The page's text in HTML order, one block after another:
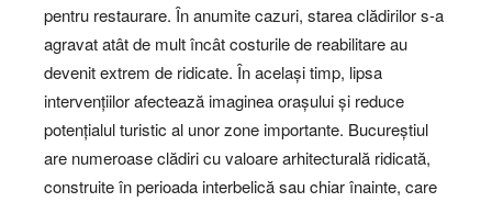
pentru restaurare. În anumite cazuri, starea clădirilor s-a
agravat atât de mult încât costurile de reabilitare au
devenit extrem de ridicate. În același timp, lipsa
intervențiilor afectează imaginea orașului și reduce
potențialul turistic al unor zone importante. Bucureștiul
are numeroase clădiri cu valoare arhitecturală ridicată,
construite în perioada interbelică sau chiar înainte, care